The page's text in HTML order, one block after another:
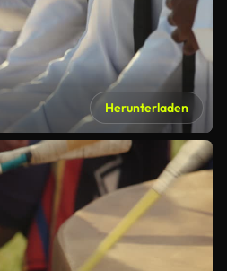
Herunterladen